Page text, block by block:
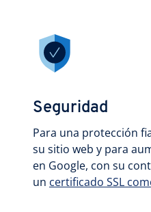
Seguridad
Para una protección
su sitio web y para
en Google, con su
un certificado SSL